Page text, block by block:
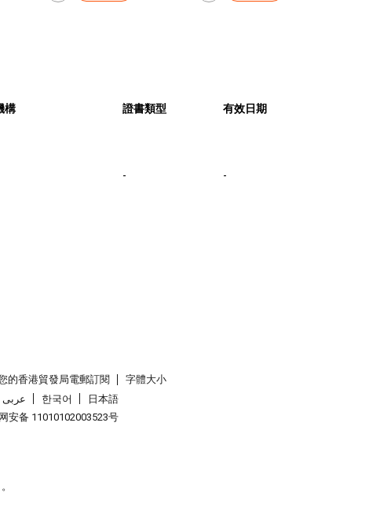
構 證書類型 有效日期
- -
的香港貿發局電郵訂閱
字體大小
عربى 한국어
日本語
安备 11010102003523号